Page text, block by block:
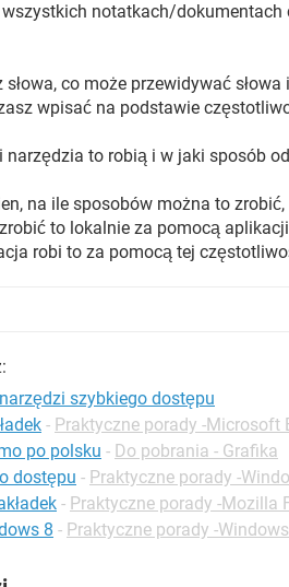
wszystkich notatkach/
co może przewidywać
wpisać na podstawie
narzędzia to robią i w jaki sposób
na ile sposobów można to
to lokalnie za pomocą
robi to za pomocą tej
szybkiego dostępu
- Praktyczne porady -Microsoft
po polsku - Do pobrania - Grafika
dostępu - Praktyczne porady -
- Praktyczne porady -Mozilla
8 - Praktyczne porady -